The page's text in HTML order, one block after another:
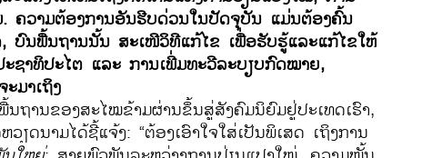
ຄວາມຕ້ອງການອັນຮີບດ່ວນໃນປັດຈຸບັນ ແມ່ນຕ້ອງຄົ້ນ
ບົນ​ພື້ນ​ຖາ​ນນັ້ນ ສະ​ເໜີ​ວິທີ​ແກ້​ໄຂ ​ເພື່ອ​ຮັບ​ຮູ້​ແລະ​ແກ້​ໄຂ​ໃຫ້​
ຊາທິປະ​ໄຕ ​ແລະ ​ການ​ເພີ່ມ​ທະວີລະບຽບ​ກົດໝາຍ,
ມາ​ເຖິງ
ຖານ​ຂອງ​ສະ​ໄໝ​ຂ້າມ​ຜ່ານ​ຂຶ້ນ​ສູ່ສັງຄົມ​ນິຍົມ​ຢູ່​ປະ​ເທດ​ເຮົາ,
ດນາມ​ໄດ້​ຊີ້​ແຈ້ງ: “ຕ້ອງ​ເອົາ​ໃຈ​ໃສ່​ເປັນ​ພິ​ເສດ​ ເຖິງ​ການ​